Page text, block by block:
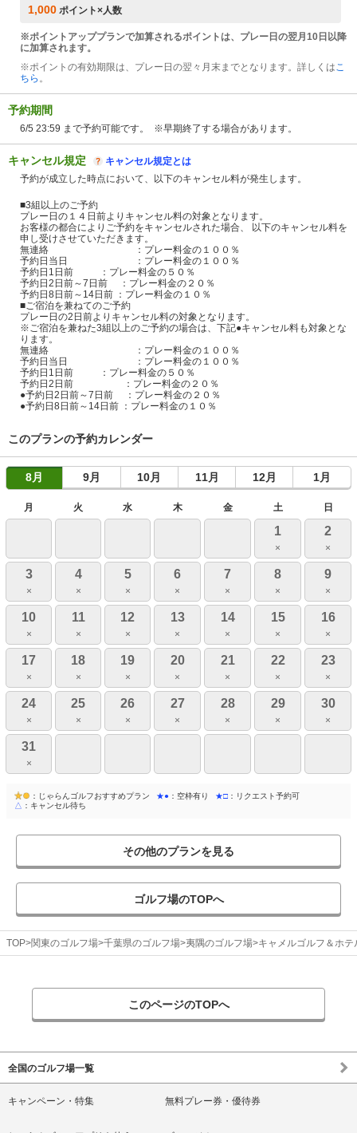
1,000 ポイント×人数
※ポイントアッププランで加算されるポイントは、プレー日の翌月10日以降
に加算されます。
※ポイントの有効期限は、プレー日の翌々月末までとなります。詳しくはこ
ちら 。
予約期間
6/5 23:59 まで予約可能です。 ※早期終了する場合があります。
キャンセル規定
キャンセル規定とは
予約が成立した時点において、以下のキャンセル料が発生します。
■3組以上のご予約
プレー日の１４日前よりキャンセル料の対象となります。
お客様の都合によりご予約をキャンセルされた場合、 以下のキャンセル料を
申し受けさせていただきます。
無連絡 ：プレー料金の１００％
予約日当日 ：プレー料金の１００％
予約日1日前 ：プレー料金の５０％
予約日2日前～7日前 ：プレー料金の２０％
予約日8日前～14日前 ：プレー料金の１０％
■ご宿泊を兼ねてのご予約
プレー日の2日前よりキャンセル料の対象となります。
※ご宿泊を兼ねた3組以上のご予約の場合は、下記●キャンセル料も対象とな
ります。
無連絡 ：プレー料金の１００％
予約日当日 ：プレー料金の１００％
予約日1日前 ：プレー料金の５０％
予約日2日前 ：プレー料金の２０％
●予約日2日前～7日前 ：プレー料金の２０％
●予約日8日前～14日前 ：プレー料金の１０％
このプランの予約カレンダー
8月 9月 10月 11月 12月 1月
月 火 水 木 金 土 日
1
×
2
×
3
×
4
×
5
×
6
×
7
×
8
×
9
×
10
×
11
×
12
×
13
×
14
×
15
×
16
×
17
×
18
×
19
×
20
×
21
×
22
×
23
×
24
×
25
×
26
×
27
×
28
×
29
×
30
×
31
×
：じゃらんゴルフおすすめプラン ★● ：空枠有り ★□ ：リクエスト予約可
△ ：キャンセル待ち
その他のプランを見る
ゴルフ場のTOPへ
TOP 関東のゴルフ場 千葉県のゴルフ場 夷隅のゴルフ場 キャメルゴルフ＆ホテ
このページのTOPへ
全国のゴルフ場一覧
キャンペーン・特集 無料プレー券・優待券